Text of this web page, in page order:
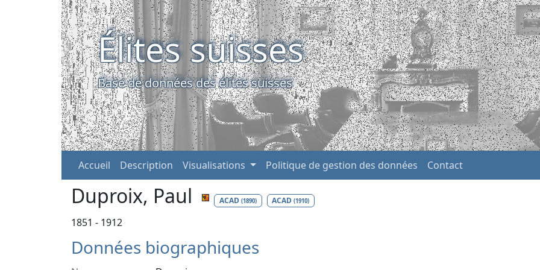
Élites suisses
Base de données des élites suisses
Accueil Description Visualisations Politique de gestion des données Contact
Duproix, Paul ACAD (1890) ACAD(1910)
1851 - 1912
Données biographiques